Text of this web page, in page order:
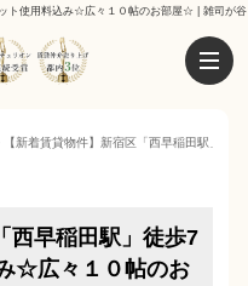
使用料込み☆広々１０帖のお部屋☆ | 雑司が谷
【新着賃貸物件】新宿区「西早稲田駅」
西早稲田駅」徒歩7
☆広々１０帖のお